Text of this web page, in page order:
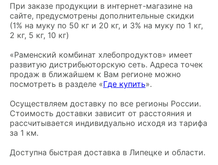
При заказе продукции в интернет-магазине на
сайте, предусмотрены дополнительные скидки
(1% на муку по 50 кг и 20 кг, и 3% на муку по 1 кг,
2 кг, 5 кг, 10 кг)
«Раменский комбинат хлебопродуктов» имеет
развитую дистрибьюторскую сеть. Адреса точек
продаж в ближайшем к Вам регионе можно
посмотреть в разделе «Где купить».
Осуществляем доставку по все регионы России.
Стоимость доставки зависит от расстояния и
рассчитывается индивидуально исходя из тарифа
за 1 км.
Доступна быстрая доставка в Липецке и области.